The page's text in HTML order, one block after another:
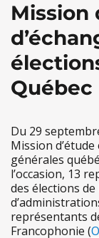
Mission
Québec
Du 29
Mission d’étude
générales
l’occasion, 13
des élections
représentants
Francophonie (